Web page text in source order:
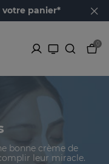
votre panier*
0
bonne crème de
leur miracle.